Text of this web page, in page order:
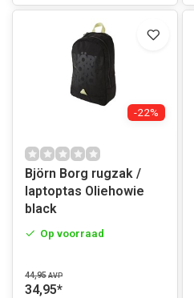
-22%
Björn Borg rugzak /
laptoptas Oliehowie
black
Op voorraad
44,95 AVP
34,95*